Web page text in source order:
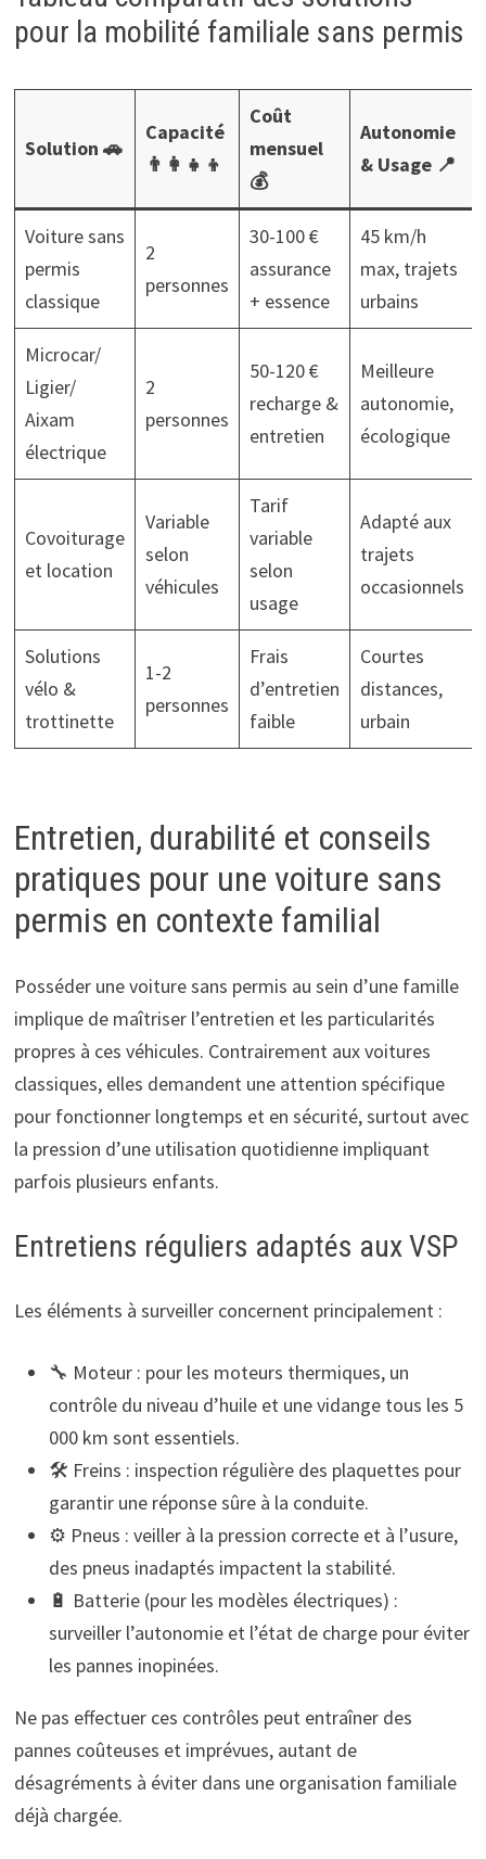
pour la mobilité familiale sans permis
Solution 🚗
Capacité
👨‍👩‍👧‍👦
Coût
mensuel
💰
Autonomie
& Usage 📍
Voiture sans
permis
classique
2
personnes
30-100 €
assurance
+ essence
45 km/h
max, trajets
urbains
Microcar/
Ligier/
Aixam
électrique
2
personnes
50-120 €
recharge &
entretien
Meilleure
autonomie,
écologique
Covoiturage
et location
Variable
selon
véhicules
Tarif
variable
selon
usage
Adapté aux
trajets
occasionnels
Solutions
vélo &
trottinette
1-2
personnes
Frais
d’entretien
faible
Courtes
distances,
urbain
Entretien, durabilité et conseils
pratiques pour une voiture sans
permis en contexte familial
Posséder une voiture sans permis au sein d’une famille
implique de maîtriser l’entretien et les particularités
propres à ces véhicules. Contrairement aux voitures
classiques, elles demandent une attention spécifique
pour fonctionner longtemps et en sécurité, surtout avec
la pression d’une utilisation quotidienne impliquant
parfois plusieurs enfants.
Entretiens réguliers adaptés aux VSP
Les éléments à surveiller concernent principalement :
🔧 Moteur : pour les moteurs thermiques, un
contrôle du niveau d’huile et une vidange tous les 5
000 km sont essentiels.
🛠️ Freins : inspection régulière des plaquettes pour
garantir une réponse sûre à la conduite.
⚙️ Pneus : veiller à la pression correcte et à l’usure,
des pneus inadaptés impactent la stabilité.
🔋 Batterie (pour les modèles électriques) :
surveiller l’autonomie et l’état de charge pour éviter
les pannes inopinées.
Ne pas effectuer ces contrôles peut entraîner des
pannes coûteuses et imprévues, autant de
désagréments à éviter dans une organisation familiale
déjà chargée.